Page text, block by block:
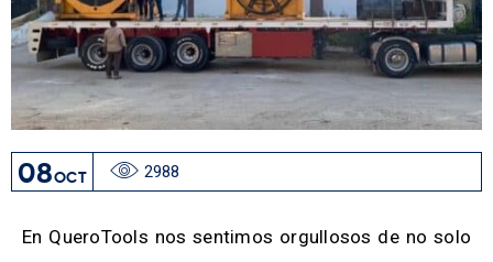
08OCT 2988
En QueroTools nos sentimos orgullosos de no solo